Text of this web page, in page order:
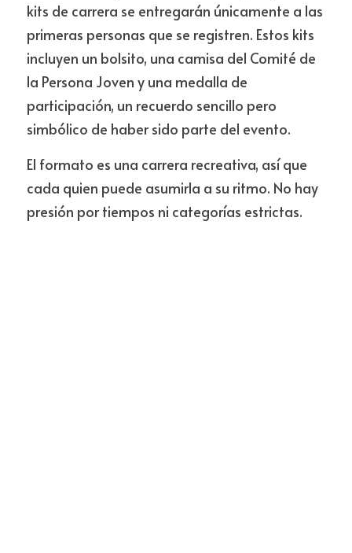
kits de carrera se entregarán únicamente a las
primeras personas que se registren. Estos kits
incluyen un bolsito, una camisa del Comité de
la Persona Joven y una medalla de
participación, un recuerdo sencillo pero
simbólico de haber sido parte del evento.
El formato es una carrera recreativa, así que
cada quien puede asumirla a su ritmo. No hay
presión por tiempos ni categorías estrictas.